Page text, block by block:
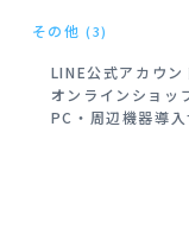
その他(3)
LINE公式アカウン
オンラインショ
PC・周辺機器導